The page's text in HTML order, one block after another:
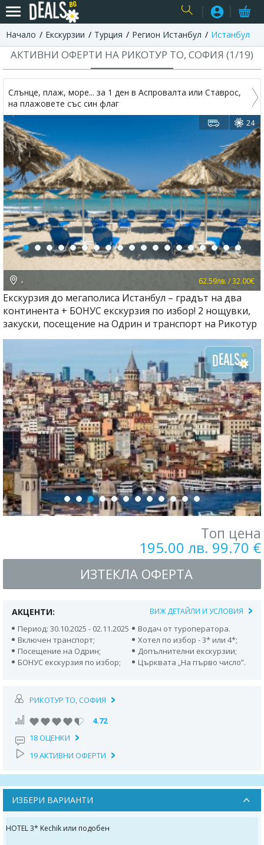
USER
Начало Екскурзии Турция Регион Истанбул Истанбул
АКТИВНИ ОФЕРТИ НА РИКОТУР TO, СОФИЯ (1/19)
Слънце, плаж, море... за 1 ден в Аспровалта или Ставрос,
на плажовете със син флаг
24
, 62.59лв. / 32.00€
Екскурзия до мегаполиса Истанбул – градът на два
континента + БОНУС екскурзия по избор! 2 нощувки,
закуски, посещение на Одрин и транспорт на Рикотур
Топ цена
195.00 лв. 99.70 €
ИЗТЕКЛА ОФЕРТА
АКЦЕНТИ: ВИЖ ДЕТАЙЛИ И УСЛОВИЯ
Период: 30.10.2025 - 02.11.2025
Водач от туроператора.
Включен транспорт;
Хотел по избор - 3* или 4*;
Посещение на Одрин;
Допълнителни екскурзии;
БОНУС екскурзия по избор;
Църквата „На първо число”.
РИКОТУР TO, СОФИЯ
4.72
18 ОЦЕНКИ
19 АКТИВНИ ОФЕРТИ
ИЗБЕРИ ВАРИАНТИ
HOTEL 3* Kechik или подобен